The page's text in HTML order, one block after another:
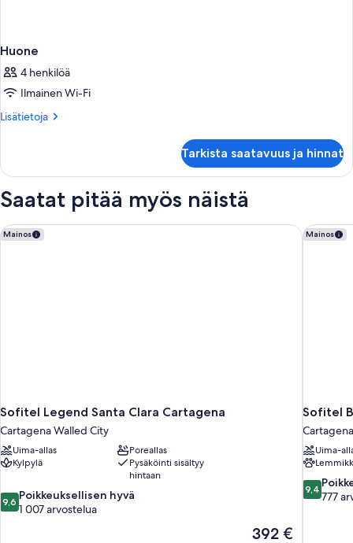
Huone
4 henkilöä
Ilmainen Wi-Fi
Lisätietoja
Lisätietoja
Tarkista saatavuus ja hinnat
Saatat pitää myös näistä
Mainos
Sofitel Legend Santa Clara Cartagena
Cartagena Walled City
Uima-allas
Poreallas
Kylpylä
Pysäköinti sisältyy
hintaan
9.6
kautta
9,6 Poikkeuksellisen hyvä
1 007 arvostelua
Hinta
392 €
Sofitel Legend Santa Clara Cartagena Mainos
Sofitel
Cartagena
Uima-
9.4
kautta
9,4
777
Sofitel